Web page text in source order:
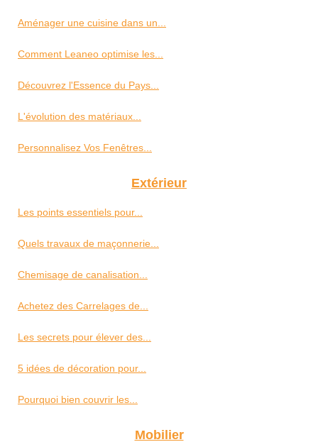
Aménager une cuisine dans un...
Comment Leaneo optimise les...
Découvrez l'Essence du Pays...
L'évolution des matériaux...
Personnalisez Vos Fenêtres...
Extérieur
Les points essentiels pour...
Quels travaux de maçonnerie...
Chemisage de canalisation...
Achetez des Carrelages de...
Les secrets pour élever des...
5 idées de décoration pour...
Pourquoi bien couvrir les...
Mobilier